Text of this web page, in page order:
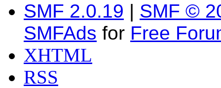
SMF 2.0.19 | SMF ©
SMFAds for Free
XHTML
RSS